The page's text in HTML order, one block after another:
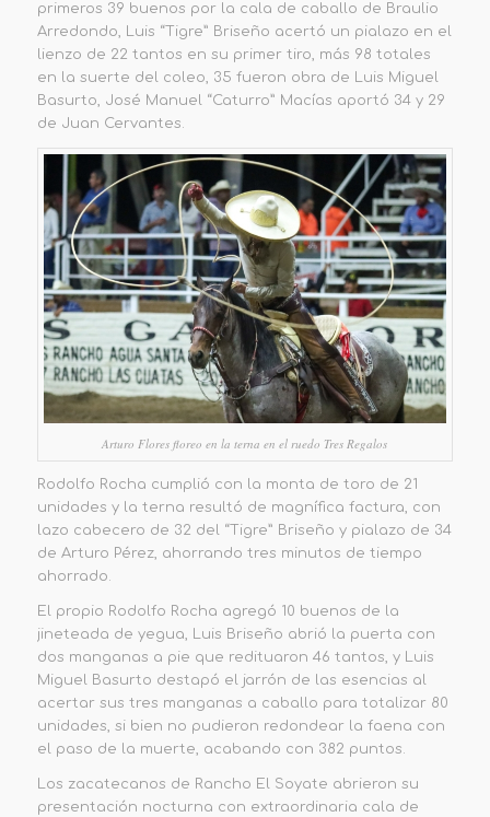
primeros 39 buenos por la cala de caballo de Braulio
Arredondo, Luis “Tigre” Briseño acertó un pialazo en el
lienzo de 22 tantos en su primer tiro, más 98 totales
en la suerte del coleo, 35 fueron obra de Luis Miguel
Basurto, José Manuel “Caturro” Macías aportó 34 y 29
de Juan Cervantes.
Arturo Flores floreo en la terna en el ruedo Tres Regalos
Rodolfo Rocha cumplió con la monta de toro de 21
unidades y la terna resultó de magnífica factura, con
lazo cabecero de 32 del “Tigre” Briseño y pialazo de 34
de Arturo Pérez, ahorrando tres minutos de tiempo
ahorrado.
El propio Rodolfo Rocha agregó 10 buenos de la
jineteada de yegua, Luis Briseño abrió la puerta con
dos manganas a pie que redituaron 46 tantos, y Luis
Miguel Basurto destapó el jarrón de las esencias al
acertar sus tres manganas a caballo para totalizar 80
unidades, si bien no pudieron redondear la faena con
el paso de la muerte, acabando con 382 puntos.
Los zacatecanos de Rancho El Soyate abrieron su
presentación nocturna con extraordinaria cala de